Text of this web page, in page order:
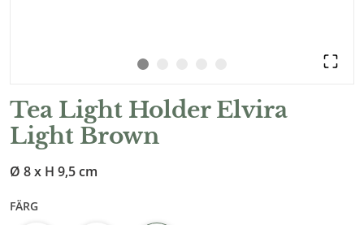
Tea Light Holder Elvira
Light Brown
Ø 8 x H 9,5 cm
FÄRG